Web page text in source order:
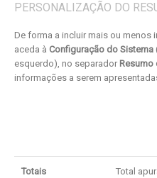
PERSONALIZAÇÃO DO
De forma a incluir mais ou menos
aceda à Configuração do Sistema
esquerdo), no separador Resumo
informações a serem
Totais Total